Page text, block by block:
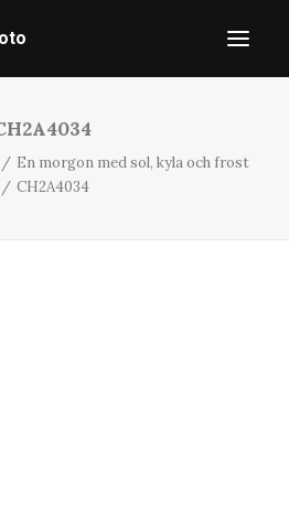
En morgon med sol, kyla och frost
CH2A4034